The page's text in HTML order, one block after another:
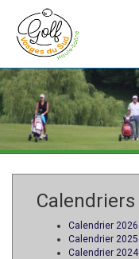
Calendriers
Calendrier 2026
Calendrier 2025
Calendrier 2024